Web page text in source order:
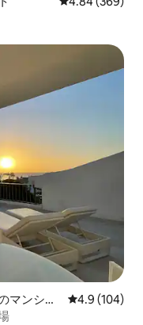
マンショ
レビュー104
4.9 (104)